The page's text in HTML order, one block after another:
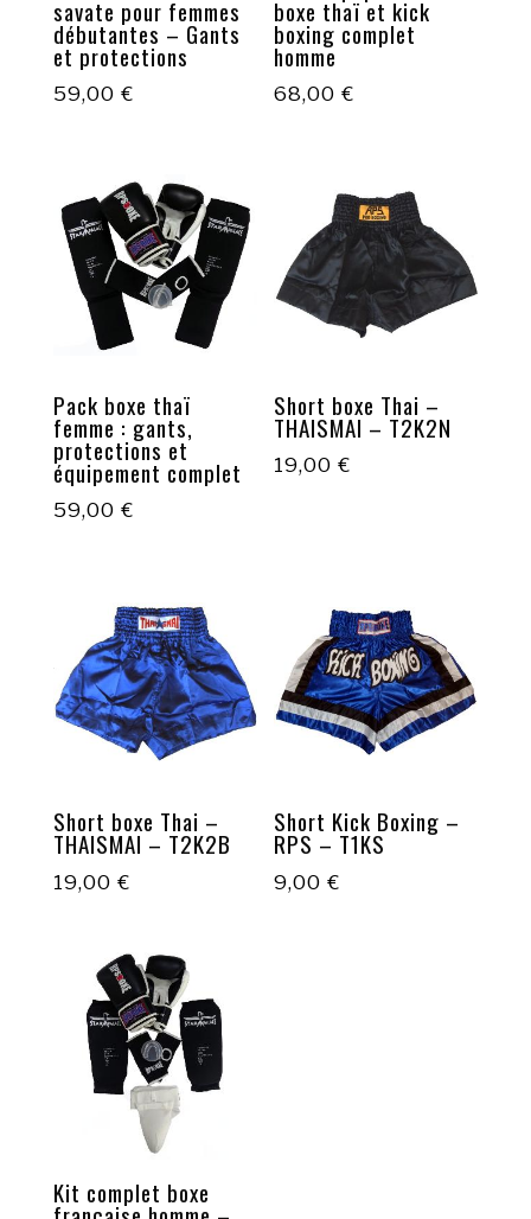
savate pour femmes
débutantes – Gants
et protections
59,00 €
boxe thaï et kick
boxing complet
homme
68,00€
Pack boxe thaï
femme : gants,
protections et
équipement complet
59,00 €
Short boxe Thai –
THAISMAI – T2K2N
19,00€
Short boxe Thai –
THAISMAI – T2K2B
19,00 €
Short Kick Boxing –
RPS – T1KS
9,00€
Kit complet boxe